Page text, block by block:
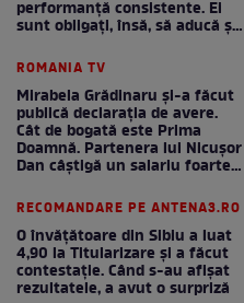
performanță consistente. Ei
sunt obligați, însă, să aducă și
ROMANIA TV
Mirabela Grădinaru și-a făcut
publică declarația de avere.
Cât de bogată este Prima
Doamnă. Partenera lui Nicușor
Dan câștigă un salariu foarte
RECOMANDARE PE ANTENA3.RO
O învățătoare din Sibiu a luat
4,90 la Titularizare și a făcut
contestație. Când s-au afișat
rezultatele, a avut o surpriză